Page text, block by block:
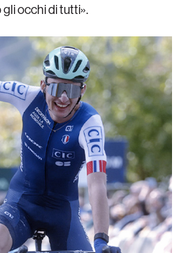
occhi di tutti».